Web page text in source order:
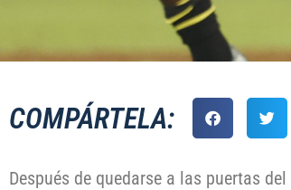
COMPÁRTELA:
Después de quedarse a las puertas del